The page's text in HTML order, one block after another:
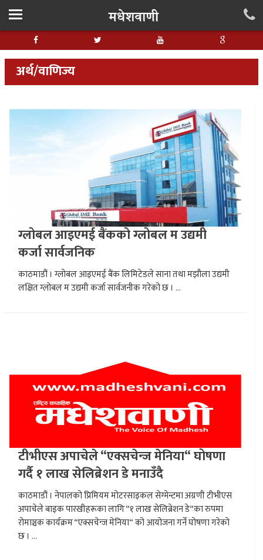
अर्थ/वाणिज्य
ग्लोबल आइएमई बैंकको ग्लोबल म उद्यमी
कर्जा सार्वजनिक
काठमाडौं । ग्लोबल आइएमई बैंक लिमिटेडले साना तथा मझौला उद्यमी
लक्षित ग्लोबल म उद्यमी कर्जा सार्वजनीक गरेको छ । ...
टीभीएस अपाचेले “एक्सचेन्ज मेनिया“ घोषणा
गर्दै १ लाख सेलिब्रेशन डे मनाउँदै
काठमाडौं । नेपालको प्रिमियम मोटरसाइकल सेग्मेन्टमा अग्रणी टीभीएस
अपाचेले बाइक पारखीहरूका लागि “१ लाख सेलिब्रेशन डे“का रुपमा
रोमाञ्चक कार्यक्रम “एक्सचेन्ज मेनिया“ को आयोजना गर्ने घोषणा गरेको
छ । ...